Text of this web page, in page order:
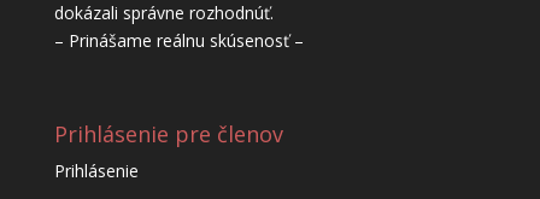
dokázali správne rozhodnúť.
– Prinášame reálnu skúsenosť –
Prihlásenie pre členov
Prihlásenie